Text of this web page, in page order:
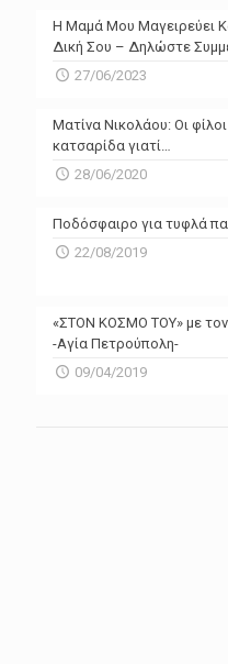
Η Μαμά Μου Μαγειρεύει
Δική Σου – Δηλώστε
27/06/2023
Ματίνα Νικολάου: Οι
κατσαρίδα γιατί…
28/06/2020
Ποδόσφαιρο για τυφλά
22/08/2019
«ΣΤΟΝ ΚΟΣΜΟ ΤΟΥ» με
-Αγία Πετρούπολη-
09/04/2019